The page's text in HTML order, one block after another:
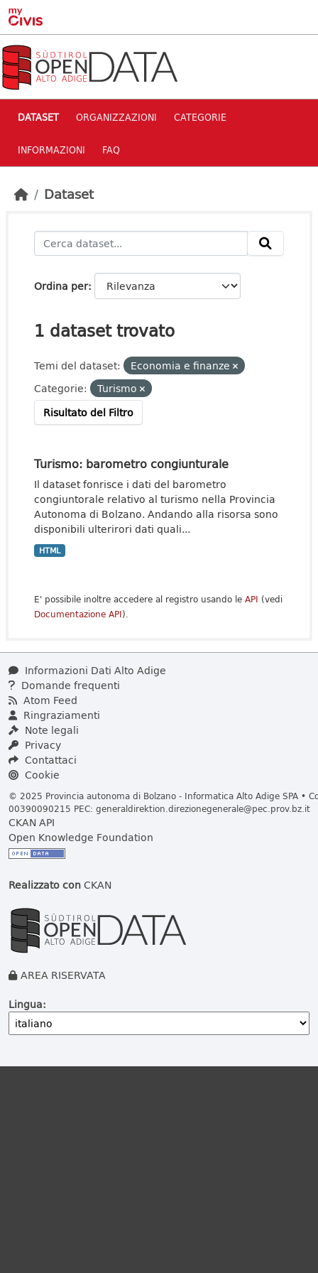
Skip to main content
DATASET ORGANIZZAZIONI CATEGORIE
INFORMAZIONI FAQ
Dataset
Ordina per
1 dataset trovato
Temi del dataset:
Economia e finanze
Categorie:
Turismo
Risultato del Filtro
Turismo: barometro congiunturale
Il dataset fonrisce i dati del barometro
congiuntorale relativo al turismo nella Provincia
Autonoma di Bolzano. Andando alla risorsa sono
disponibili ulterirori dati quali...
HTML
E' possibile inoltre accedere al registro usando le API (vedi
Documentazione API).
Informazioni Dati Alto Adige
Domande frequenti
Atom Feed
Ringraziamenti
Note legali
Privacy
Contattaci
Cookie
© 2025 Provincia autonoma di Bolzano - Informatica Alto Adige SPA •
00390090215 PEC: generaldirektion.direzionegenerale@pec.prov.bz.it
CKAN API
Open Knowledge Foundation
Realizzato conCKAN
AREA RISERVATA
Lingua